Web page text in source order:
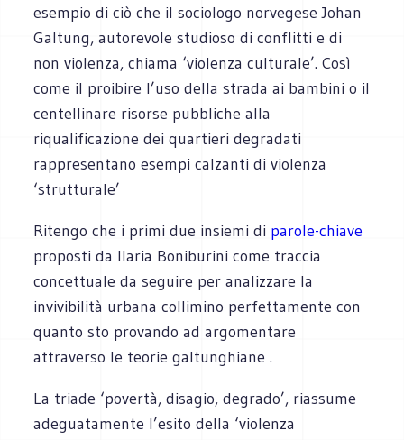
esempio di ciò che il sociologo norvegese Johan
Galtung, autorevole studioso di conflitti e di
non violenza, chiama ‘violenza culturale’. Così
come il proibire l’uso della strada ai bambini o il
centellinare risorse pubbliche alla
riqualificazione dei quartieri degradati
rappresentano esempi calzanti di violenza
‘strutturale’
Ritengo che i primi due insiemi di parole-chiave
proposti da Ilaria Boniburini come traccia
concettuale da seguire per analizzare la
invivibilità urbana collimino perfettamente con
quanto sto provando ad argomentare
attraverso le teorie galtunghiane .
La triade ‘povertà, disagio, degrado’, riassume
adeguatamente l’esito della ‘violenza